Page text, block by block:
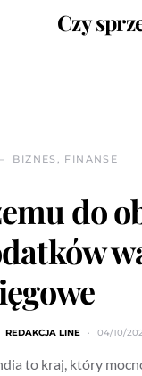
Czy
BIZNES, FINANSE
do
REDAKCJA LINE 04/10/
to kraj, który